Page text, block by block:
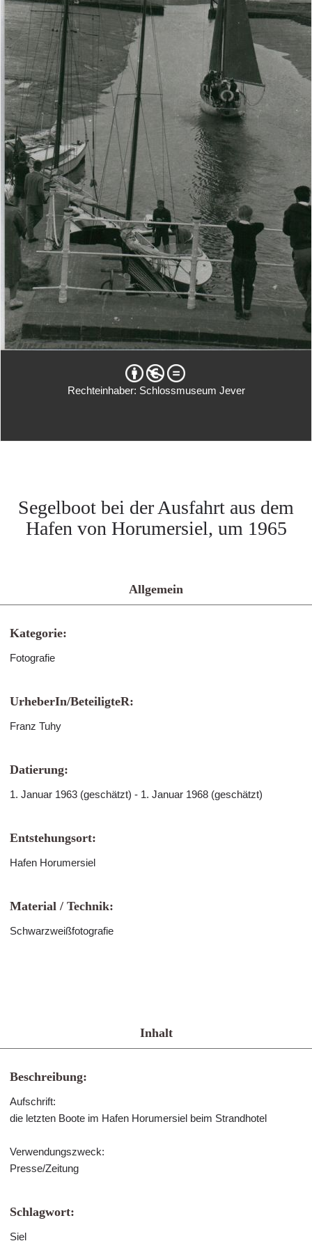
Rechteinhaber: Schlossmuseum Jever
Segelboot bei der Ausfahrt aus dem
Hafen von Horumersiel, um 1965
Allgemein
Kategorie:
Fotografie
UrheberIn/BeteiligteR:
Franz Tuhy
Datierung:
1. Januar 1963 (geschätzt) - 1. Januar 1968 (geschätzt)
Entstehungsort:
Hafen Horumersiel
Material / Technik:
Schwarzweißfotografie
Inhalt
Beschreibung:
Aufschrift:
die letzten Boote im Hafen Horumersiel beim Strandhotel
Verwendungszweck:
Presse/Zeitung
Schlagwort:
Siel